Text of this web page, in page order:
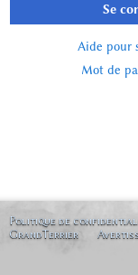
Se
Aide pour
Mot de
Politique de
GrandTerrier